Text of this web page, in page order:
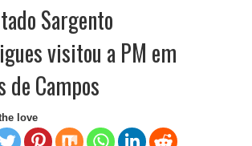
Sargento
visitou a PM em
de Campos
love